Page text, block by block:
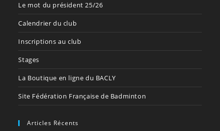
Le mot du président 25/26
Calendrier du club
Inscriptions au club
Stages
La Boutique en ligne du BACLY
Site Fédération Française de Badminton
Articles Récents